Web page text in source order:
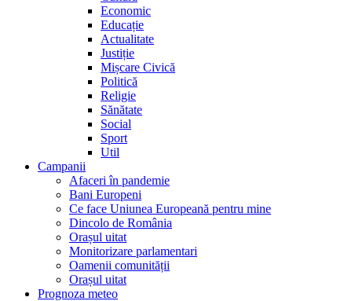
Economic
Educație
Actualitate
Justiție
Mișcare Civică
Politică
Religie
Sănătate
Social
Sport
Util
Campanii
Afaceri în pandemie
Bani Europeni
Ce face Uniunea Europeană pentru mine
Dincolo de România
Orașul uitat
Monitorizare parlamentari
Oamenii comunității
Orașul uitat
Prognoza meteo